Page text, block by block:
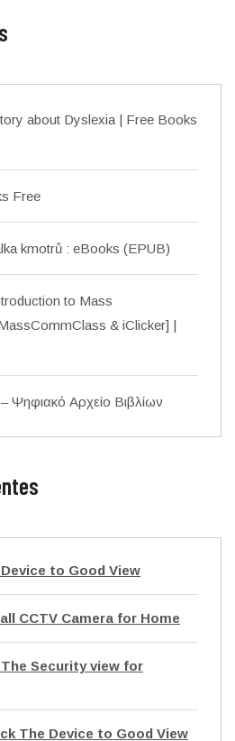
about Dyslexia | Free Books
Free
kmotrů : eBooks (EPUB)
to Mass
& iClicker] |
Ψηφιακό Αρχείο Βιβλίων
to Good View
CCTV Camera for Home
Security view for
The Device to Good View